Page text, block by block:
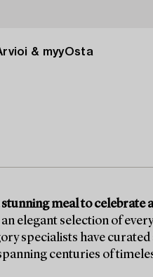
& myyOsta
meal to celebrate
elegant selection of
specialists have
centuries of